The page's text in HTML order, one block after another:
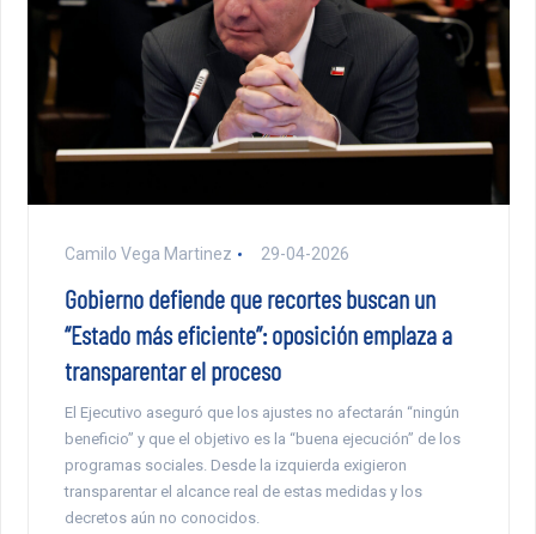
Camilo Vega Martinez 29-04-2026
Gobierno defiende que recortes buscan un
“Estado más eficiente”: oposición emplaza a
transparentar el proceso
El Ejecutivo aseguró que los ajustes no afectarán “ningún
beneficio” y que el objetivo es la “buena ejecución” de los
programas sociales. Desde la izquierda exigieron
transparentar el alcance real de estas medidas y los
decretos aún no conocidos.